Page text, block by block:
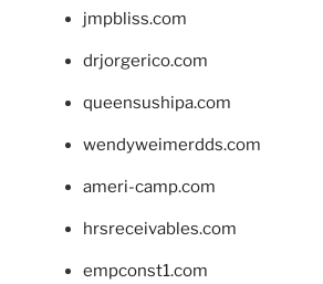
jmpbliss.com
drjorgerico.com
queensushipa.com
wendyweimerdds.com
ameri-camp.com
hrsreceivables.com
empconst1.com